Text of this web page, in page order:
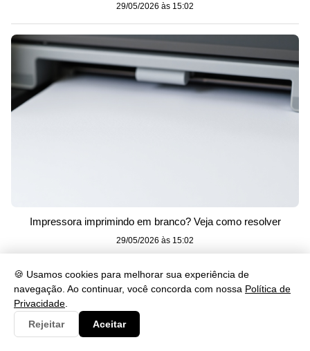
🍪 Usamos cookies para melhorar sua experiência de
navegação. Ao continuar, você concorda com nossa Política de
Privacidade
Rejeitar
Aceitar
29/05/2026 às 15:02
Impressora imprimindo em branco? Veja como resolver
29/05/2026 às 15:02